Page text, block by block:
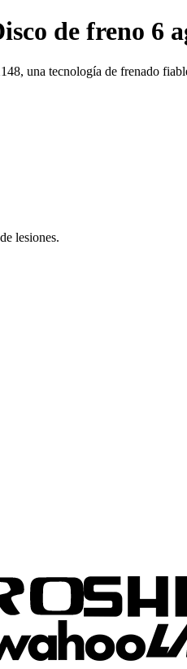
de freno 6
una tecnología de frenado
lesiones.